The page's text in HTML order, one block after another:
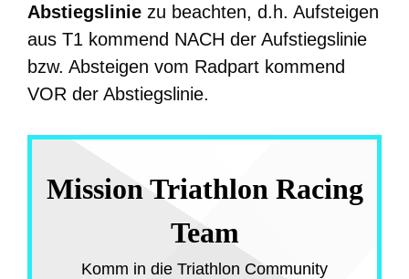
Abstiegslinie zu beachten, d.h. Aufsteigen
aus T1 kommend NACH der Aufstiegslinie
bzw. Absteigen vom Radpart kommend
VOR der Abstiegslinie.
Mission Triathlon Racing
Team
Komm in die Triathlon Community